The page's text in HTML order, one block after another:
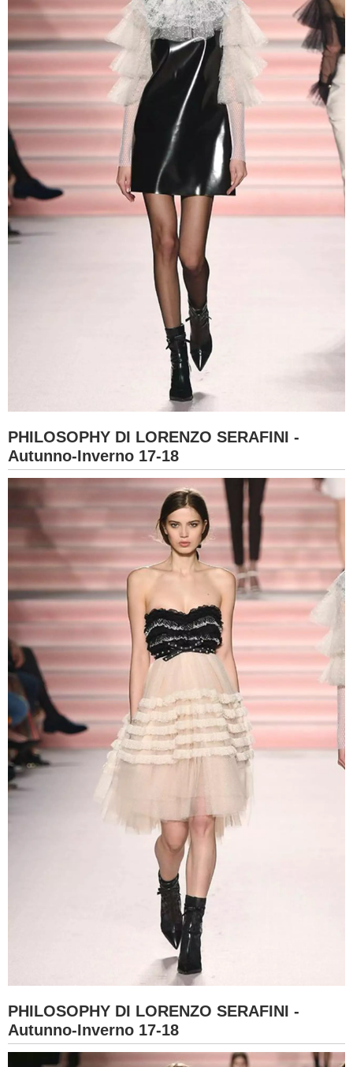
PHILOSOPHY DI LORENZO SERAFINI -
Autunno-Inverno 17-18
PHILOSOPHY DI LORENZO SERAFINI -
Autunno-Inverno 17-18